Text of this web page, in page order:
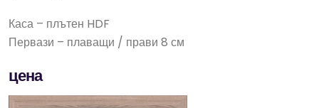
Каса – плътен HDF
Первази – плаващи / прави 8 см
цена